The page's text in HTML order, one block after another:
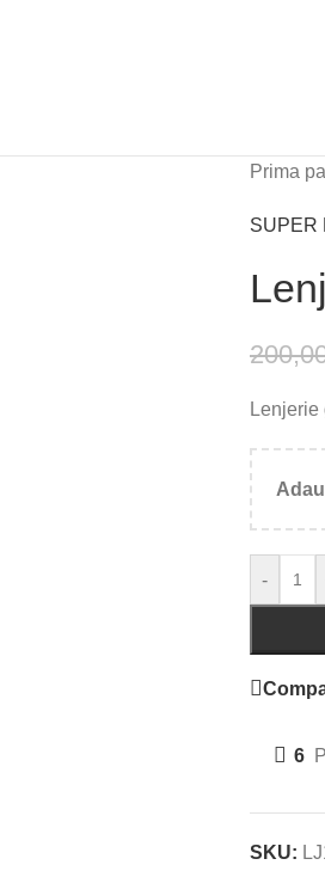
Prima
SUPER
Lenjerie
-
6
SKU: